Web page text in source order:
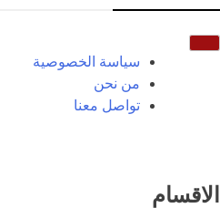
سياسة الخصوصية
من نحن
تواصل معنا
الاقسام